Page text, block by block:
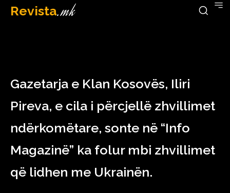
Revista.mk
February 24, 2023
Gazetarja e Klan Kosovës, Iliri
Pireva, e cila i përcjellë zhvillimet
ndërkomëtare, sonte në “Info
Magazinë” ka folur mbi zhvillimet
që lidhen me Ukrainën.